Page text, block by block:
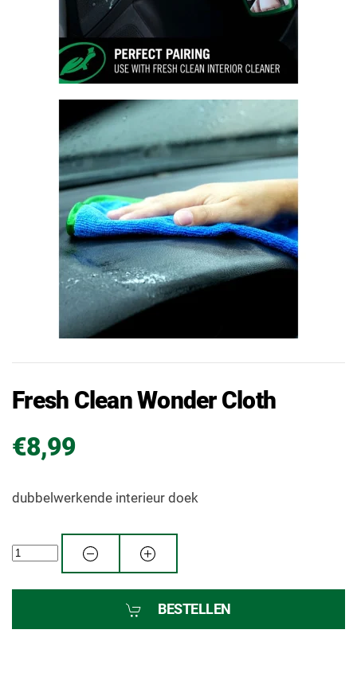
Fresh Clean Wonder Cloth
€8,99
dubbelwerkende interieur doek
BESTELLEN